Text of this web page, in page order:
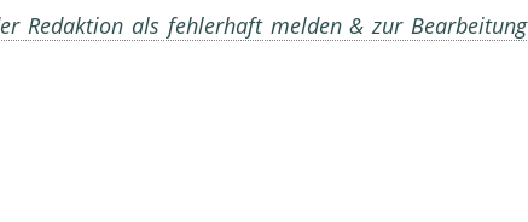
Redaktion als fehlerhaft melden & zur Bearbeitung